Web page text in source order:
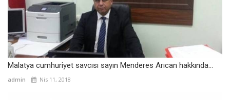
Malatya cumhuriyet savcısı sayın Menderes Arıcan hakkında...
admin Nis 11, 2018